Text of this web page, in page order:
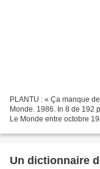
PLANTU : « Ça manque
Monde. 1986. In 8 de 192
Le Monde entre octobre
Un dictionnaire